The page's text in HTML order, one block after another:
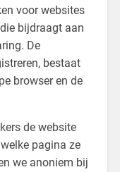
voor websites
bijdraagt aan
De
bestaat
browser en de
de website
pagina ze
we anoniem bij